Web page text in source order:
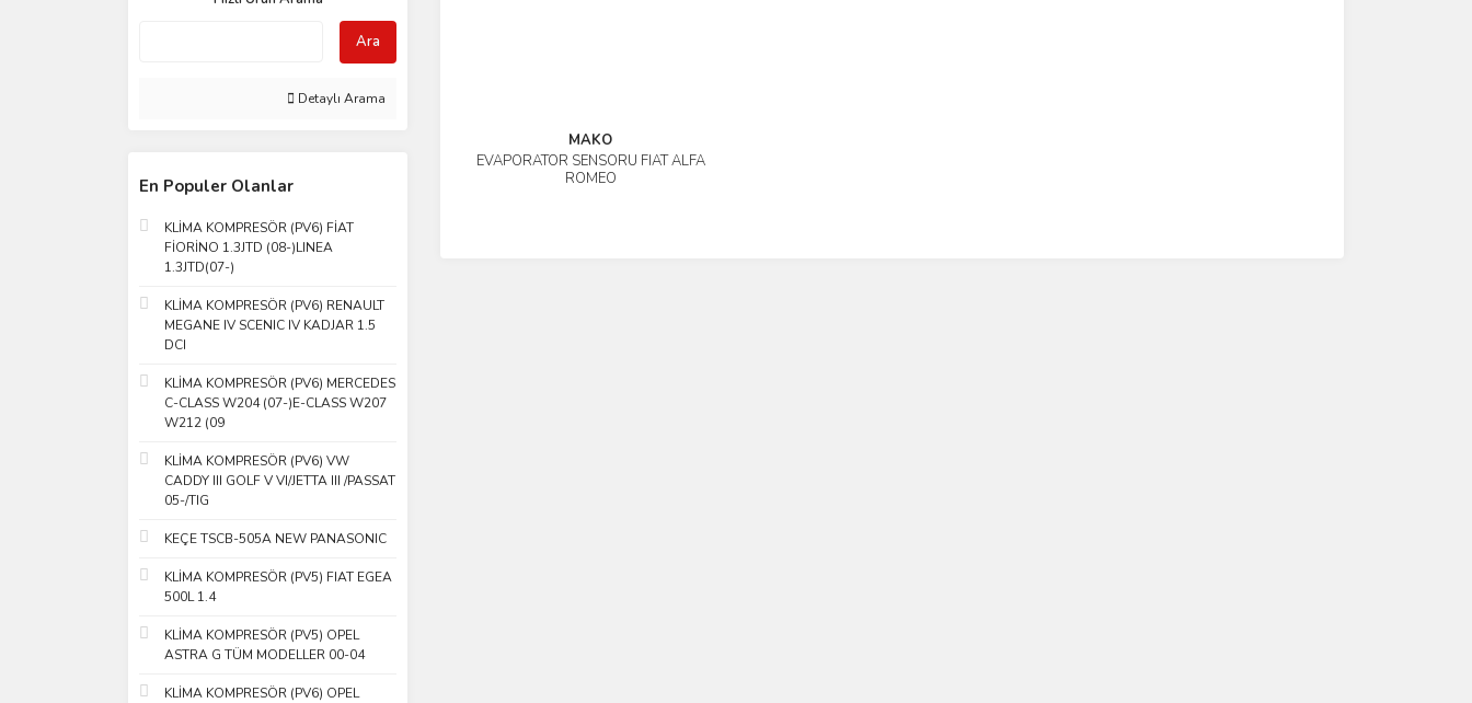
Ara
Detaylı Arama
En Populer Olanlar
KLİMA KOMPRESÖR (PV6) FİAT
FİORİNO 1.3JTD (08-)LINEA
1.3JTD(07-)
KLİMA KOMPRESÖR (PV6) RENAULT
MEGANE IV SCENIC IV KADJAR 1.5
DCI
KLİMA KOMPRESÖR (PV6) MERCEDES
C-CLASS W204 (07-)E-CLASS W207
W212 (09
KLİMA KOMPRESÖR (PV6) VW
CADDY III GOLF V VI/JETTA III /PASSAT
05-/TIG
KEÇE TSCB-505A NEW PANASONIC
KLİMA KOMPRESÖR (PV5) FIAT EGEA
500L 1.4
KLİMA KOMPRESÖR (PV5) OPEL
ASTRA G TÜM MODELLER 00-04
KLİMA KOMPRESÖR (PV6) OPEL
MAKO
EVAPORATÖR SENSÖRÜ FIAT ALFA
ROMEO
İncele